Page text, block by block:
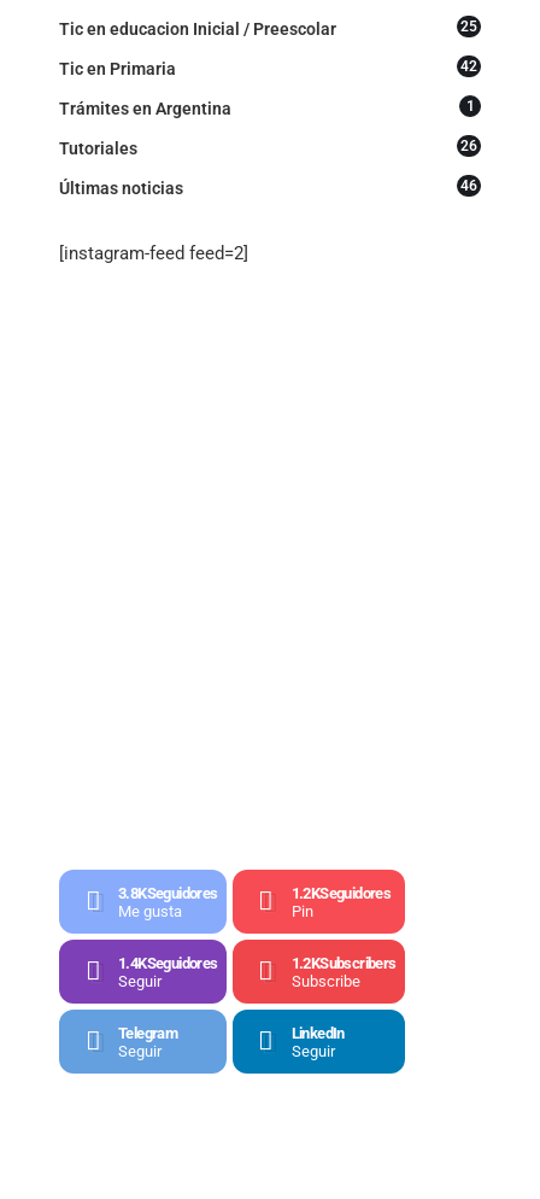
Tic en educacion Inicial / Preescolar 25
Tic en Primaria 42
Trámites en Argentina 1
Tutoriales 26
Últimas noticias 46
[instagram-feed feed=2]
3.8KSeguidores
Me gusta
1.2KSeguidores
Pin
1.4KSeguidores
Seguir
1.2KSubscribers
Subscribe
Telegram
Seguir
LinkedIn
Seguir